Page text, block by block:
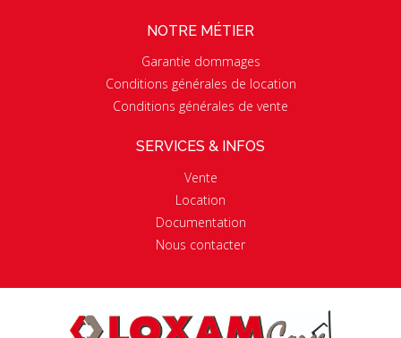
NOTRE MÉTIER
Garantie dommages
Conditions générales de location
Conditions générales de vente
SERVICES & INFOS
Vente
Location
Documentation
Nous contacter